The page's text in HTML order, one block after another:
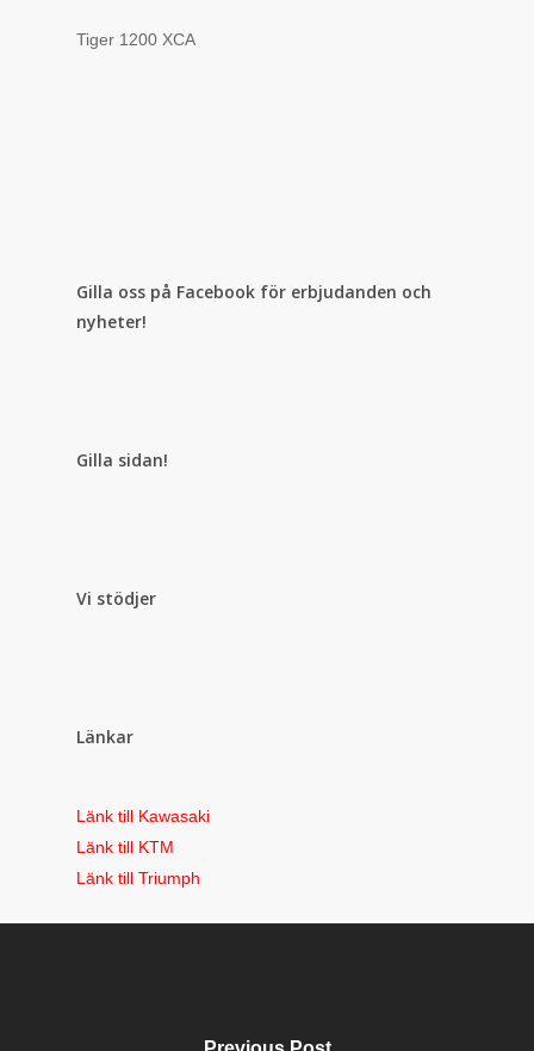
Tiger 1200 XCA
Gilla oss på Facebook för erbjudanden och
nyheter!
Gilla sidan!
Vi stödjer
Länkar
Länk till Kawasaki
Länk till KTM
Länk till Triumph